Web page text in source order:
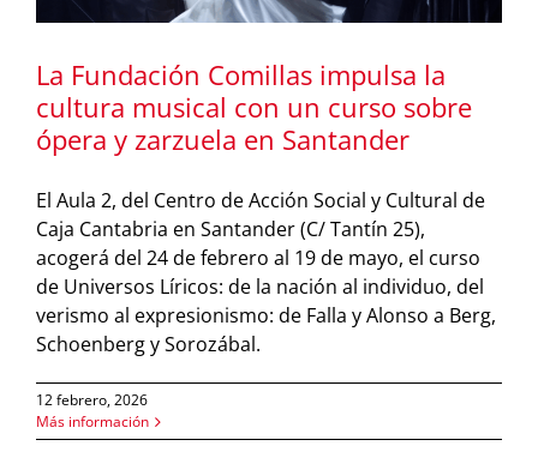
La Fundación Comillas impulsa la
cultura musical con un curso sobre
ópera y zarzuela en Santander
El Aula 2, del Centro de Acción Social y Cultural de
Caja Cantabria en Santander (C/ Tantín 25),
acogerá del 24 de febrero al 19 de mayo, el curso
de Universos Líricos: de la nación al individuo, del
verismo al expresionismo: de Falla y Alonso a Berg,
Schoenberg y Sorozábal.
12 febrero, 2026
Más información